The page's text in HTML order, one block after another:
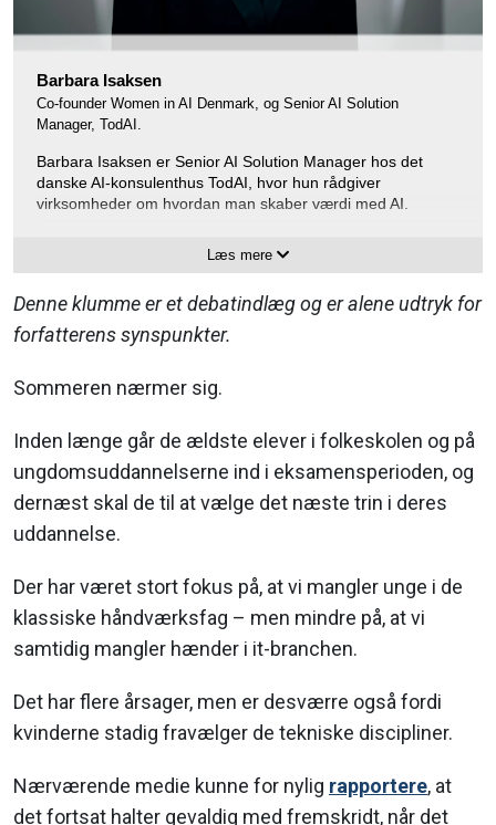
Barbara Isaksen
Co-founder Women in AI Denmark, og Senior AI Solution
Manager, TodAI.
Barbara Isaksen er Senior AI Solution Manager hos det
danske AI-konsulenthus TodAI, hvor hun rådgiver
virksomheder om hvordan man skaber værdi med AI.
Barbara er desuden co-founder og ambassadør for Women
Læs mere
Denne klumme er et debatindlæg og er alene udtryk for
forfatterens synspunkter.
Sommeren nærmer sig.
Inden længe går de ældste elever i folkeskolen og på
ungdomsuddannelserne ind i eksamensperioden, og
dernæst skal de til at vælge det næste trin i deres
uddannelse.
Der har været stort fokus på, at vi mangler unge i de
klassiske håndværksfag – men mindre på, at vi
samtidig mangler hænder i it-branchen.
Det har flere årsager, men er desværre også fordi
kvinderne stadig fravælger de tekniske discipliner.
Nærværende medie kunne for nylig rapportere, at
det fortsat halter gevaldig med fremskridt, når det